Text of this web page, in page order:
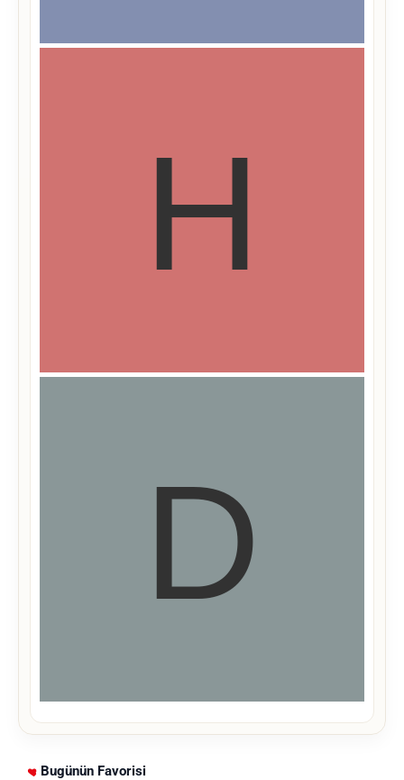
Bugünün Favorisi